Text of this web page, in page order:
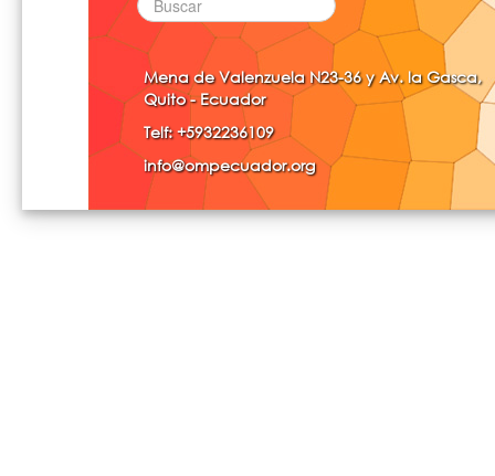
Mena de Valenzuela N23-36 y Av. la Gasca,
Quito - Ecuador
Telf: +5932236109
info@ompecuador.org